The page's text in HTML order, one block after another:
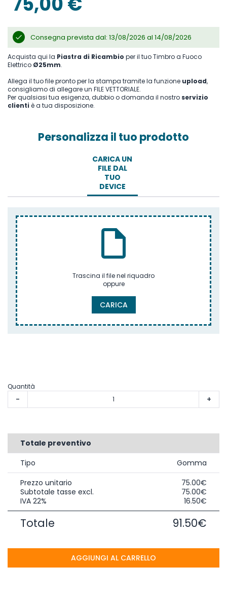
Consegna prevista dal: 13/08/2026 al 14/08/2026
Acquista qui la Piastra di Ricambio per il tuo Timbro a Fuoco
Elettrico Ø25mm.
Allega il tuo file pronto per la stampa tramite la funzione upload,
consigliamo di allegare un FILE VETTORIALE.
Per qualsiasi tua esigenza, dubbio o domanda il nostro servizio
clienti è a tua disposizione.
Personalizza il tuo prodotto
CARICA UN
FILE DAL
TUO
DEVICE
Trascina il file nel riquadro
oppure
CARICA
Quantità
- +
Totale preventivo
Tipo
Gomma
Prezzo unitario
75.00€
Subtotale tasse excl.
75.00€
IVA 22%
16.50€
Totale 91.50€
AGGIUNGI AL CARRELLO